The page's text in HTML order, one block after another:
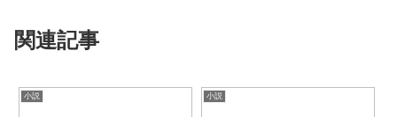
関連記事
小説 小説